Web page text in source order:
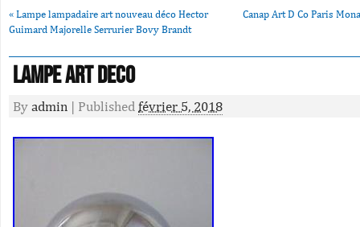
« Lampe lampadaire art nouveau déco Hector
Guimard Majorelle Serrurier Bovy Brandt
Canap Art D Co Paris
Lampe Art Deco
By admin | Published février 5, 2018